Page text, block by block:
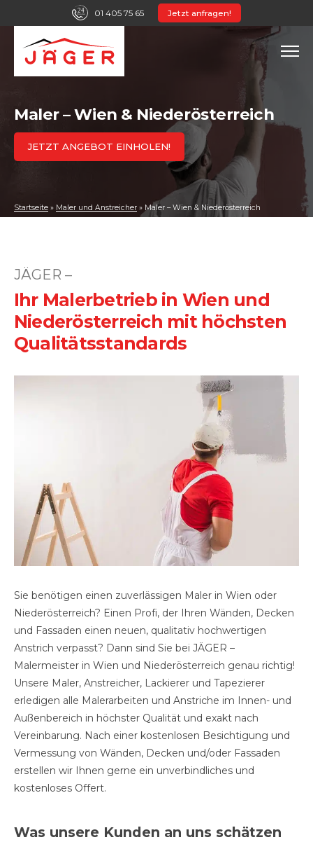
01 405 75 65 Jetzt anfragen!
Maler – Wien & Niederösterreich
JETZT ANGEBOT EINHOLEN!
Startseite » Maler und Anstreicher » Maler – Wien & Niederösterreich
JÄGER –
Ihr Maler­betrieb in Wien und
Nieder­öster­reich mit höchsten
Qualitäts­standards
Sie benötigen einen zuverlässigen Maler in Wien oder
Niederösterreich? Einen Profi, der Ihren Wänden, Decken
und Fassaden einen neuen, qualitativ hochwertigen
Anstrich verpasst? Dann sind Sie bei JÄGER –
Malermeister in Wien und Niederösterreich genau richtig!
Unsere Maler, Anstreicher, Lackierer und Tapezierer
erledigen alle Malerarbeiten und Anstriche im Innen- und
Außenbereich in höchster Qualität und exakt nach
Vereinbarung. Nach einer kostenlosen Besichtigung und
Vermessung von Wänden, Decken und/oder Fassaden
erstellen wir Ihnen gerne ein unverbindliches und
kostenloses Offert.
Was unsere Kunden an uns schätzen